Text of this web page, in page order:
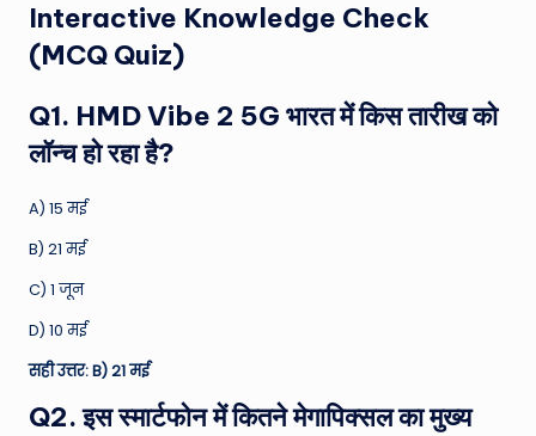
Interactive Knowledge Check
(MCQ Quiz)
Q1. HMD Vibe 2 5G भारत में किस तारीख को
लॉन्च हो रहा है?
A) 15 मई
B) 21 मई
C) 1 जून
D) 10 मई
सही उत्तर: B) 21 मई
Q2. इस स्मार्टफोन में कितने मेगापिक्सल का मुख्य